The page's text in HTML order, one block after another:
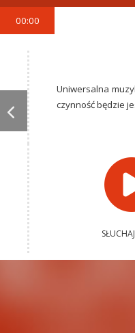
00:00
Uniwersalna
czynność będzie